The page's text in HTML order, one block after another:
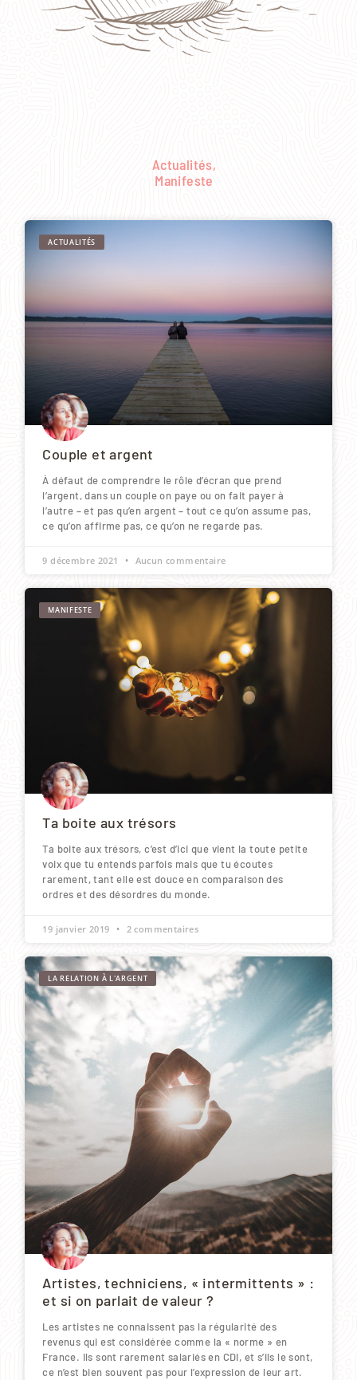
Actualités,
Manifeste
ACTUALITÉS
Couple et argent
À défaut de comprendre le rôle d’écran que prend
l’argent, dans un couple on paye ou on fait payer à
l’autre – et pas qu’en argent – tout ce qu’on assume pas,
ce qu’on affirme pas, ce qu’on ne regarde pas.
9 décembre 2021 Aucun commentaire
MANIFESTE
Ta boite aux trésors
Ta boite aux trésors, c’est d’ici que vient la toute petite
voix que tu entends parfois mais que tu écoutes
rarement, tant elle est douce en comparaison des
ordres et des désordres du monde.
19 janvier 2019 2 commentaires
LA RELATION À L'ARGENT
Artistes, techniciens, « intermittents » :
et si on parlait de valeur ?
Les artistes ne connaissent pas la régularité des
revenus qui est considérée comme la « norme » en
France. Ils sont rarement salariés en CDI, et s’ils le sont,
ce n’est bien souvent pas pour l’expression de leur art.